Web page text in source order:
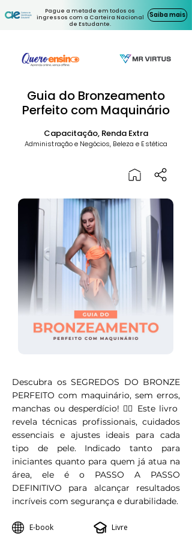
Pague a metade em todos os
ingressos com a Carteira Nacional
de Estudante.
Saiba mais
Guia do Bronzeamento
Perfeito com Maquinário
Capacitação, Renda Extra
Administração e Negócios, Beleza e Estética
Descubra os SEGREDOS DO BRONZE
PERFEITO com maquinário, sem erros,
manchas ou desperdício! 💆‍♀️ Este livro
revela técnicas profissionais, cuidados
essenciais e ajustes ideais para cada
tipo de pele. Indicado tanto para
iniciantes quanto para quem já atua na
área, ele é o PASSO A PASSO
DEFINITIVO para alcançar resultados
incríveis com segurança e durabilidade.
E-book
Livre